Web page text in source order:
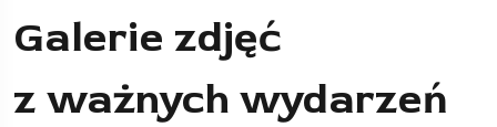
Galerie zdjęć
z ważnych wydarzeń